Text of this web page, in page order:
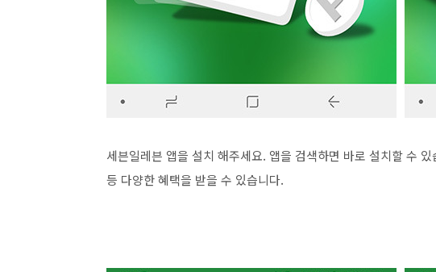
세븐일레븐 앱을 설치 해주세요. 앱을 검색하면 바로 설치할 수
등 다양한 혜택을 받을 수 있습니다.